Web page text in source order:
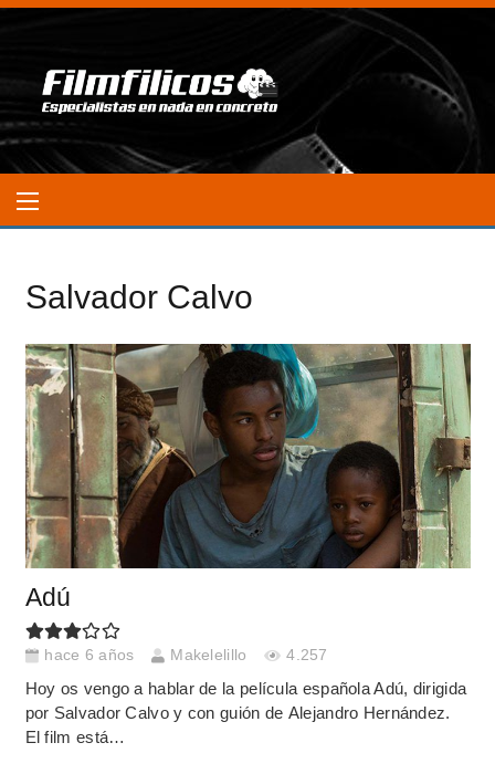
Salvador Calvo
Adú
hace 6 años Makelelillo 4.257
Hoy os vengo a hablar de la película española Adú, dirigida
por Salvador Calvo y con guión de Alejandro Hernández.
El film está…